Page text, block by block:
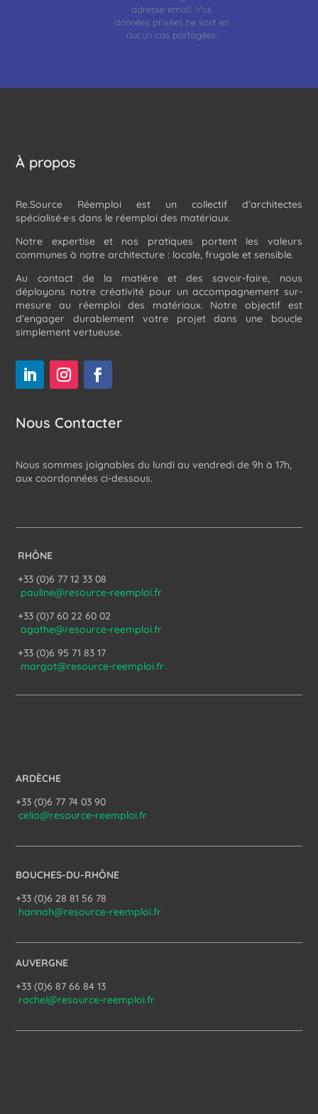
adresseemail.Vos
données privées ne sont en
aucun cas partagées.
À propos
Re.Source Réemploi est un collectif d’architectes
spécialisé·e·s dans le réemploi des matériaux.
Notre expertise et nos pratiques portent les valeurs
communes à notre architecture : locale, frugale et sensible.
Au contact de la matière et des savoir-faire, nous
déployons notre créativité pour un accompagnement sur-
mesure au réemploi des matériaux. Notre objectif est
d’engager durablement votre projet dans une boucle
simplement vertueuse.
Nous Contacter
Nous sommes joignables du lundi au vendredi de 9h à 17h,
aux coordonnées ci-dessous.
RHÔNE
+33 (0)6 77 12 33 08
pauline@resource-reemploi.fr
+33 (0)7 60 22 60 02
agathe@resource-reemploi.fr
+33 (0)6 95 71 83 17
margot@resource-reemploi.fr
ARDÈCHE
+33 (0)6 77 74 03 90
celia@resource-reemploi.fr
BOUCHES-DU-RHÔNE
+33 (0)6 28 81 56 78
hannah@resource-reemploi.fr
AUVERGNE
+33 (0)6 87 66 84 13
rachel@resource-reemploi.fr